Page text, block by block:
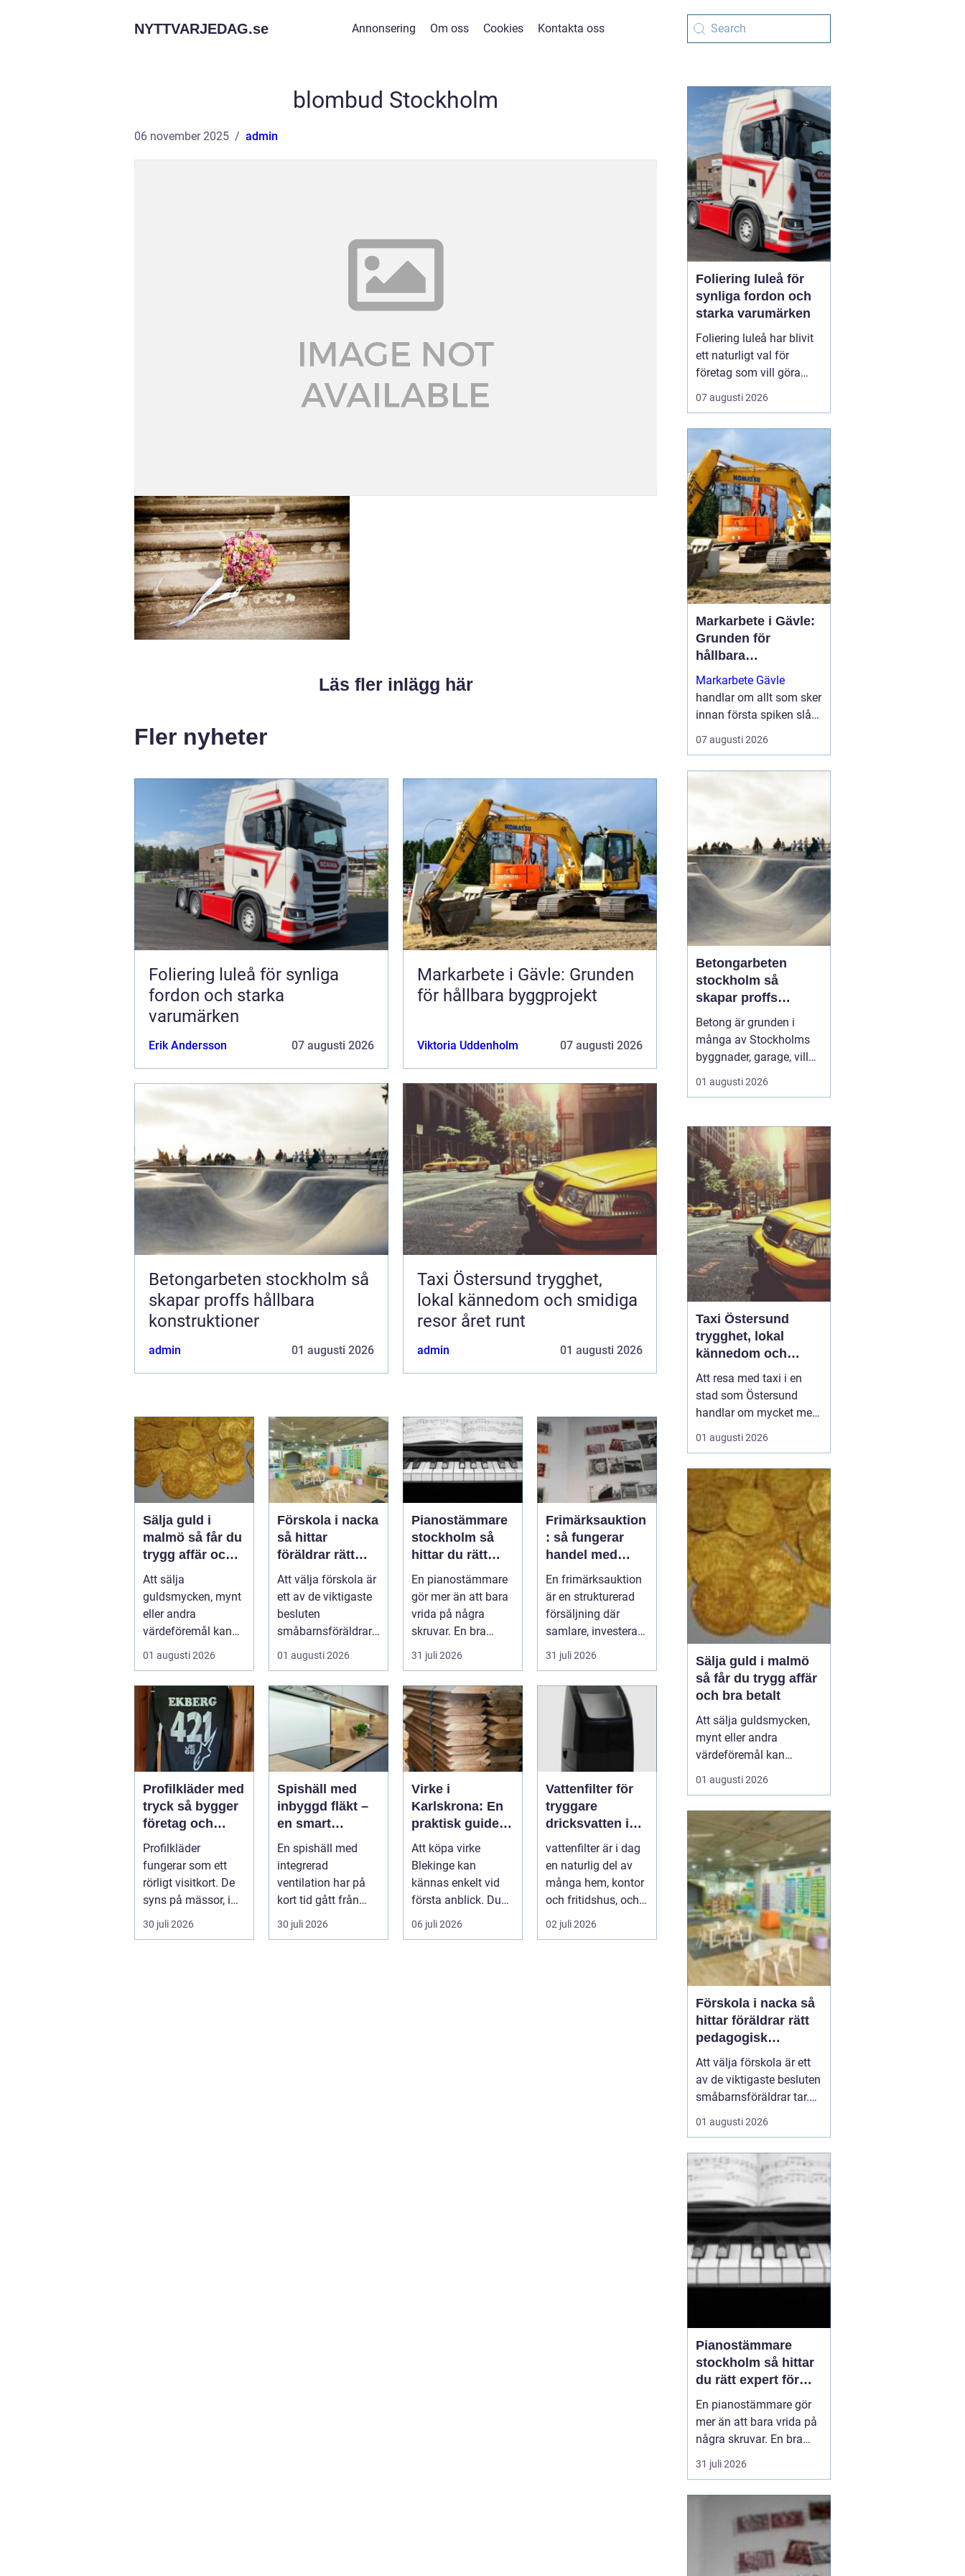
NYTTVARJEDAG.se Annonsering Om oss Cookies Kontakta oss
blombud Stockholm
06 november 2025 admin
Läs fler inlägg här
Fler nyheter
Foliering luleå för synliga
fordon och starka
varumärken
Erik Andersson 07 augusti 2026
Markarbete i Gävle: Grunden
för hållbara byggprojekt
Viktoria Uddenholm 07 augusti 2026
Betongarbeten stockholm så
skapar proffs hållbara
konstruktioner
admin 01 augusti 2026
Taxi Östersund trygghet,
lokal kännedom och smidiga
resor året runt
admin 01 augusti 2026
Sälja guld i
malmö så får du
trygg affär och
bra betalt
Att sälja
guldsmycken, mynt
eller andra
värdeföremål kan
kännas både
lockande och
osäkert på samma
g...
01 augusti 2026
Förskola i nacka
så hittar
föräldrar rätt
pedagogisk
trygghet
Att välja förskola är
ett av de viktigaste
besluten
småbarnsföräldrar
tar. Omsorg,
trygghet, pedagog...
01 augusti 2026
Pianostämmare
stockholm så
hittar du rätt
expert för ditt
piano
En pianostämmare
gör mer än att bara
vrida på några
skruvar. En bra
stämning påverkar
hur pianot låt...
31 juli 2026
Frimärksauktion
: så fungerar
handel med
samlarobjekt i
praktiken
En frimärksauktion
är en strukturerad
försäljning där
samlare, investerare
31 juli 2026
Profilkläder med
tryck så bygger
företag och
klubbar en
starkare
identitet
Profilkläder
fungerar som ett
rörligt visitkort. De
syns på mässor, i
butiker, på byggen
och längs v...
30 juli 2026
Spishäll med
inbyggd fläkt –
en smart
lösning för
moderna kök
En spishäll med
integrerad
ventilation har på
kort tid gått från
nischprodukt...
30 juli 2026
Virke i
Karlskrona: En
praktisk guide
för hållbara
byggprojekt
Att köpa virke
Blekinge kan
kännas enkelt vid
första anblick. Du
åker till en b...
06 juli 2026
Vattenfilter för
tryggare
dricksvatten i
vardagen
vattenfilter är i dag
en naturlig del av
många hem, kontor
och fritidshus, och
intresset ökar för
va...
02 juli 2026
Foliering luleå för
synliga fordon och
starka varumärken
Foliering luleå har blivit
ett naturligt val för
företag som vill göra
sina fordon till tydliga
ambassadörer på
in bilar, lastbilar eller
cyklar i snygg folie får
företag ett rörligt
skyltfönster som arbetar
dygnet runt, året o...
07 augusti 2026
Markarbete i Gävle:
Grunden för
hållbara
byggprojekt
Markarbete Gävle
handlar om allt som sker
innan första spiken slås
i eller första
betongplattan gjuts, och
07 augusti 2026
Betongarbeten
stockholm så
skapar proffs
hållbara
konstruktioner
Betong är grunden i
många av Stockholms
byggnader, garage, villor
och industrifastigheter.
När man pratar om
Stockholm handlar det
både om stabila grunder,
välgjutna stommar och
snygga ytor som håller
länge. För den som
planerar ett byg...
01 augusti 2026
Taxi Östersund
trygghet, lokal
kännedom och
smidiga resor året
runt
Att resa med taxi i en
stad som Östersund
handlar om mycket mer
än att bara ta sig från
punkt A till punkt B.
lokalkännedom och
tillgänglighet spelar stor
roll, särskilt i en region
där vintern är lång, snön
ligger djup och
avstånden i...
01 augusti 2026
Sälja guld i malmö
så får du trygg affär
och bra betalt
Att sälja guldsmycken,
mynt eller andra
värdeföremål kan
kännas både lockande
och osäkert på samma
smyckena är värda mer
än bara metallvärdet, hur
processen går till och
vilken köpare som går
att lita på. För den som
söker infor...
01 augusti 2026
Förskola i nacka så
hittar föräldrar rätt
pedagogisk
trygghet
Att välja förskola är ett
av de viktigaste besluten
småbarnsföräldrar tar.
Omsorg, trygghet,
pedagogik och praktisk
fungera tillsammans,
gärna under många år. I
Nacka finns ett brett
utbud av förskolor, både
kommunala och
friståen...
01 augusti 2026
Pianostämmare
stockholm så hittar
du rätt expert för
ditt piano
En pianostämmare gör
mer än att bara vrida på
några skruvar. En bra
stämning påverkar hur
pianot låter, känns och
som Stockholm, där
många bor i lägenhet
och klimatet växlar
kraftigt mellan
31 juli 2026